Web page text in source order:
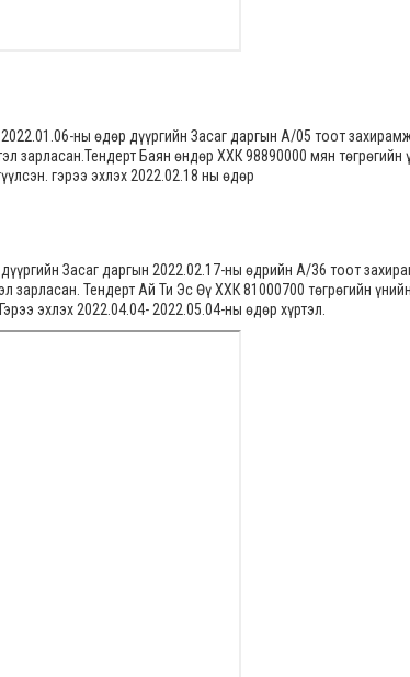
ны өдөр дүүргийн Засаг даргын А/05 тоот
зарласан.Тендерт Баян өндөр ХХК 98890000 мян төгрөгийн
гэрээ эхлэх 2022.02.18 ны өдөр
Засаг даргын 2022.02.17-ны өдрийн А/36 тоот
зарласан. Тендерт Ай Ти Эс Өү ХХК 81000700 төгрөгийн
эхлэх 2022.04.04- 2022.05.04-ны өдөр хүртэл.